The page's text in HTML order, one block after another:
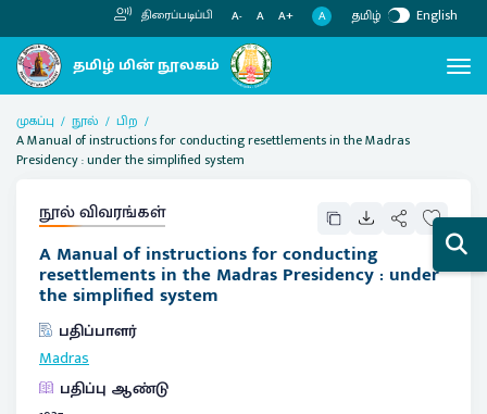
திரைப்படிப்பி A- A A+ A தமிழ் English
முகப்பு நூல்
பிற
A Manual of instructions for conducting resettlements in the Madras
Presidency : under the simplified system
நூல் விவரங்கள்
A Manual of instructions for conducting
resettlements in the Madras Presidency : under
the simplified system
பதிப்பாளர்
Madras
பதிப்பு ஆண்டு